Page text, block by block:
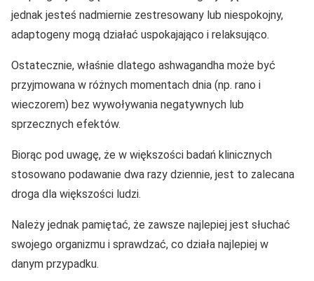
jednak jesteś nadmiernie zestresowany lub niespokojny,
adaptogeny mogą działać uspokajająco i relaksująco.
Ostatecznie, właśnie dlatego ashwagandha może być
przyjmowana w różnych momentach dnia (np. rano i
wieczorem) bez wywoływania negatywnych lub
sprzecznych efektów.
Biorąc pod uwagę, że w większości badań klinicznych
stosowano podawanie dwa razy dziennie, jest to zalecana
droga dla większości ludzi.
Należy jednak pamiętać, że zawsze najlepiej jest słuchać
swojego organizmu i sprawdzać, co działa najlepiej w
danym przypadku.